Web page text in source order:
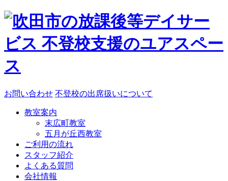
お問い合わせ 不登校の出席扱いについて
教室案内
末広町教室
五月が丘西教室
ご利用の流れ
スタッフ紹介
よくある質問
会社情報